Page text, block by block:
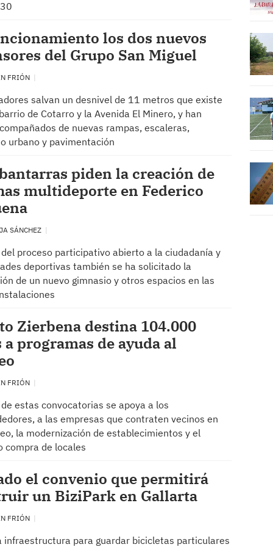
los dos nuevos
del Grupo San Miguel
FRIÓN
salvan un desnivel de 11 metros que existe
de Cotarro y la Avenida El Minero, y han
de nuevas rampas, escaleras,
urbano y pavimentación
piden la creación de
multideporte en Federico
SÁNCHEZ
proceso participativo abierto a la ciudadanía y
deportivas también se ha solicitado la
de un nuevo gimnasio y otros espacios en las
Zierbena destina 104.000
a programas de ayuda al
FRIÓN
estas convocatorias se apoya a los
a las empresas que contraten vecinos en
la modernización de establecimientos y el
compra de locales
el convenio que permitirá
un BiziPark en Gallarta
FRIÓN
infraestructura para guardar bicicletas particulares